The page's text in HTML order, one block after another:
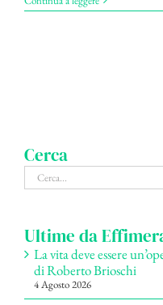
Cerca
Cerca
per:
Ultime da
La vita deve essere
di Roberto Brioschi
4 Agosto 2026